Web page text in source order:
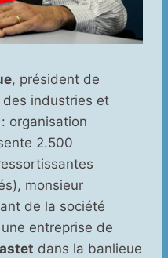
, président de
des industries et
organisation
2.500
monsieur
de la société
entreprise de
dans la banlieue